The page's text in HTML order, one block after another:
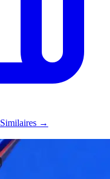
Similaires →